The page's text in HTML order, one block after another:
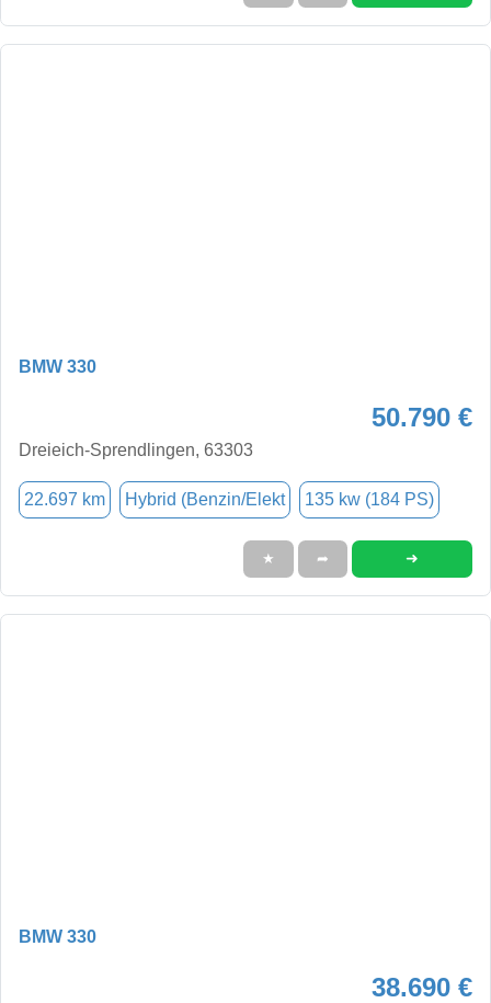
BMW 330
50.790 €
Dreieich-Sprendlingen, 63303
22.697 km Hybrid (Benzin/Elekt 135 kw (184 PS)
★ ➦ ➜
BMW 330
38.690 €